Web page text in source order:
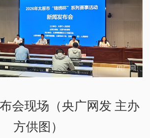
会现场（央广网发 主办
方供图）